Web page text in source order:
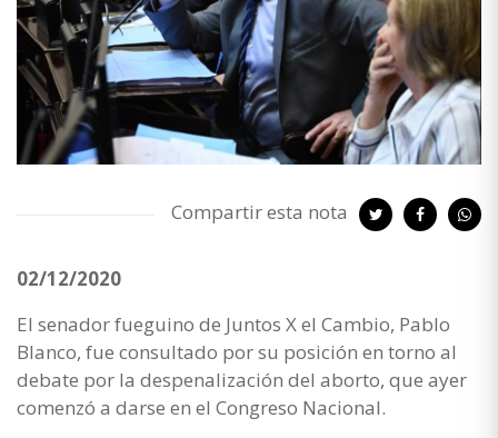
Compartir esta nota
02/12/2020
El senador fueguino de Juntos X el Cambio, Pablo
Blanco, fue consultado por su posición en torno al
debate por la despenalización del aborto, que ayer
comenzó a darse en el Congreso Nacional.